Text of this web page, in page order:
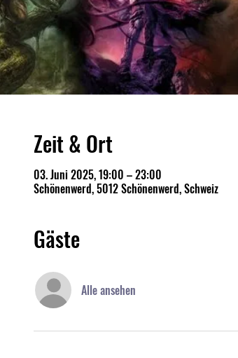
Zeit & Ort
03. Juni 2025, 19:00 – 23:00
Schönenwerd, 5012 Schönenwerd, Schweiz
Gäste
Alle ansehen